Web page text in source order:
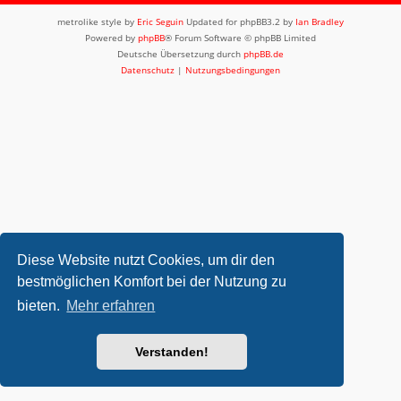
Diese Website nutzt Cookies, um dir den
bestmöglichen Komfort bei der Nutzung zu
bieten. Mehr erfahren
Verstanden!
metrolike style by Eric Seguin Updated for phpBB3.2 by Ian Bradley
Powered by phpBB® Forum Software © phpBB Limited
Deutsche Übersetzung durch phpBB.de
Datenschutz | Nutzungsbedingungen